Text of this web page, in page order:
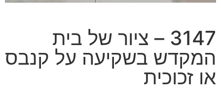
3147 – ציור של בית
המקדש בשקיעה על קנבס
או זכוכית